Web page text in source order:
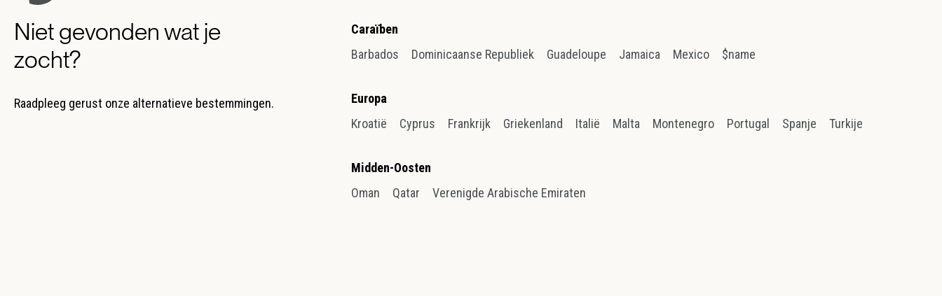
Niet gevonden wat je
zocht?
Raadpleeg gerust onze alternatieve bestemmingen.
Caraïben
Barbados
Dominicaanse Republiek Guadeloupe Jamaica Mexico $name
Europa
Kroatië
Cyprus Frankrijk Griekenland Italië Malta Montenegro Portugal Spanje Turkije
Midden-Oosten
Oman
Qatar Verenigde Arabische Emiraten